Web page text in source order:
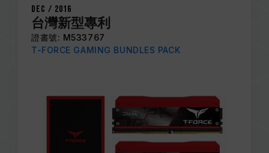
Dec / 2016
台灣新型專利
證書號: M533767
T-FORCE GAMING BUNDLES PACK